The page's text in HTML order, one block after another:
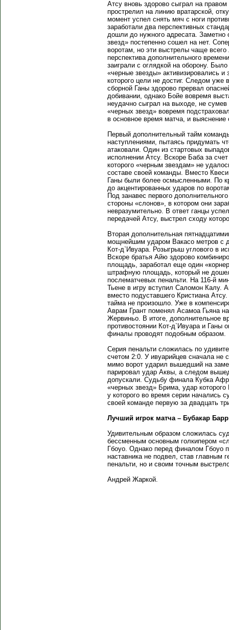
Атсу вновь здорово сыграл на
прострелил на линию вратарской,
момент успел снять мяч с ноги
заработали два перспективных
дошли до нужного адресата.
звезд» постепенно сошел на нет.
воротам, но эти выстрелы чаще
перспектива дополнительного
заиграли с оглядкой на оборону.
«черные звезды» активизировались
которого цели не достиг. Следом уже
сборной Ганы здорово прервал
добивании, однако Бойе вовремя
неудачно сыграл на выходе, не
«черных звезд» вовремя
в основное время матча, и
Первый дополнительный тайм
наступлениями, пытаясь придумать
атаковали. Один из стартовых
исполнении Атсу. Вскоре Баба за
которого «черным звездам» не
составе своей команды. Вместо
Ганы были более осмысленными. По
до акцентированных ударов по
Под занавес первого
стороны «слонов», в котором они
невразумительно. В ответ ганцы
передачей Атсу, выстрел сходу
Вторая дополнительная
мощнейшим ударом Вакасо метров с
Кот-д`Ивуара. Розыгрыш углового в
Вскоре братья Айю здорово
площадь, заработал еще один
штрафную площадь, который не дошел
послематчевых пенальти. На 116-й
Тьене в игру вступил Саломон Калу.
вместо подуставшего Кристиана
тайма не произошло. Уже в
Аврам Грант поменял Асамоа Гьяна
Жервиньо. В итоге, дополнительное
противостоянии Кот-д`Ивуара и Ганы
финалы проводят подобным образом.
Серия пенальти сложилась по
счетом 2:0. У ивуарийцев сначала не
мимо ворот ударил вышедший на
парировал удар Аквы, а следом
допускали. Судьбу финала Кубка
«черных звезд» Брима, удар
у которого во время серии начались
своей команде первую за двадцать
Лучший игрок матча – Бубакар
Удивительным образом сложилась
бессменным основным голкипером
Гбоуо. Однако перед финалом Гбоуо
наставника не подвел, став главным
пенальти, но и своим точным
Андрей Жаркой.